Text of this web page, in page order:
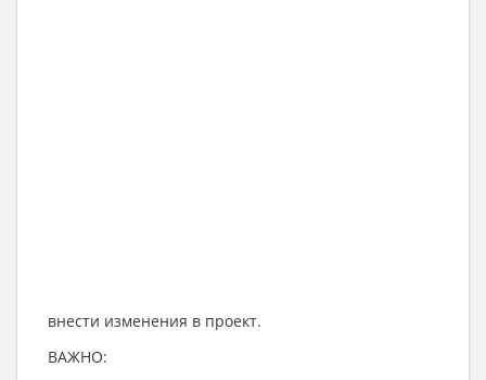
внести изменения в проект.
ВАЖНО: